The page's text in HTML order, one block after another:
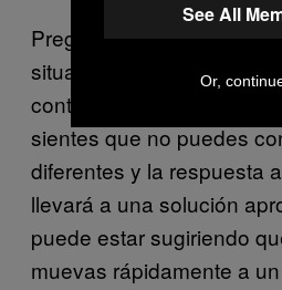
Pregunta, Amil: ¿El
situación que realmente
controlar? ¿O se trata de
sientes que no puedes
diferentes y la respuesta
llevará a una solución
puede estar sugiriendo
muevas rápidamente a
See All
Or,